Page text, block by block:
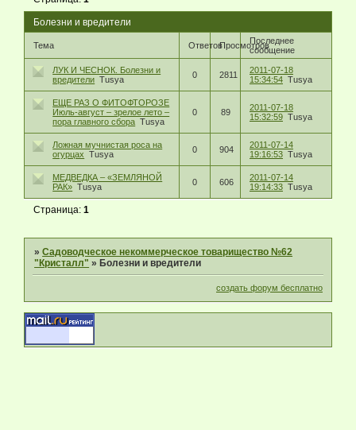
Болезни и вредители
Тема ОтветовПросмотровПоследнее
сообщение
ЛУК И ЧЕСНОК. Болезни и
вредители Tusya 0 2811
2011-07-18
15:34:54 Tusya
ЕЩЕ РАЗ О ФИТОФТОРОЗЕ
Июль-август – зрелое лето –
пора главного сбора Tusya
0 89
2011-07-18
15:32:59 Tusya
Ложная мучнистая роса на
огурцах
Tusya 0 904
2011-07-14
19:16:53 Tusya
МЕДВЕДКА – «ЗЕМЛЯНОЙ
РАК» Tusya 0 606
2011-07-14
19:14:33 Tusya
Страница:1
»Садоводческое некоммерческое товарищество №62
"Кристалл" »Болезни и вредители
создать форум бесплатно